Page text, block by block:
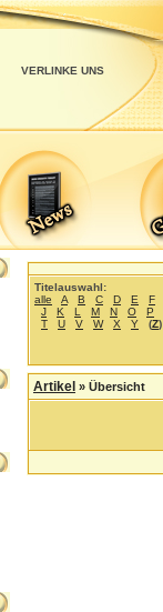
VERLINKE UNS
Titelauswahl:
alle
A B C D E F
J
K L M N O P
T
U V W X Y (Z)
Artikel » Übersicht